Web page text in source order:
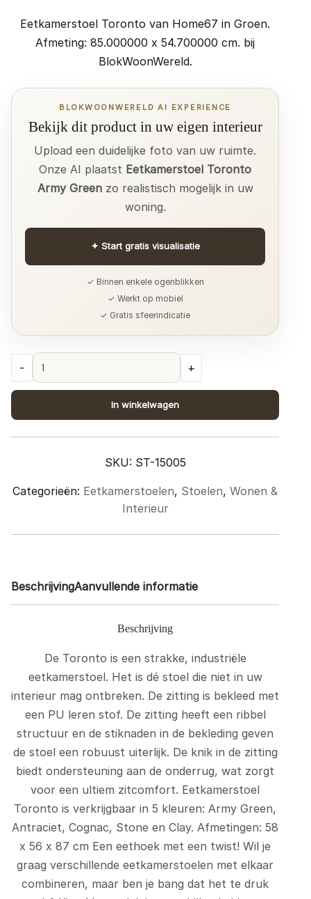
Eetkamerstoel Toronto van Home67 in Groen.
Afmeting: 85.000000 x 54.700000 cm. bij
BlokWoonWereld.
BLOKWOONWERELD AI EXPERIENCE
Bekijk dit product in uw eigen interieur
Upload een duidelijke foto van uw ruimte.
Onze AI plaatst Eetkamerstoel Toronto
Army Greenzo realistisch mogelijk in uw
woning.
✦ Start gratis visualisatie
✓ Binnen enkele ogenblikken
✓ Werkt op mobiel
✓ Gratis sfeerindicatie
Eetkamerstoel
Army
Green
- +
In winkelwagen
SKU: ST-15005
Categorieën: Eetkamerstoelen, Stoelen, Wonen &
Interieur
BeschrijvingAanvullende informatie
Beschrijving
De Toronto is een strakke, industriële
eetkamerstoel. Het is dé stoel die niet in uw
interieur mag ontbreken. De zitting is bekleed met
een PU leren stof. De zitting heeft een ribbel
structuur en de stiknaden in de bekleding geven
de stoel een robuust uiterlijk. De knik in de zitting
biedt ondersteuning aan de onderrug, wat zorgt
voor een ultiem zitcomfort. Eetkamerstoel
Toronto is verkrijgbaar in 5 kleuren: Army Green,
Antraciet, Cognac, Stone en Clay. Afmetingen: 58
x 56 x 87 cm Een eethoek met een twist! Wil je
graag verschillende eetkamerstoelen met elkaar
combineren, maar ben je bang dat het te druk